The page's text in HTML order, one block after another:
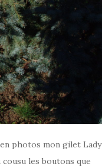
photos mon gilet Lady
les boutons que